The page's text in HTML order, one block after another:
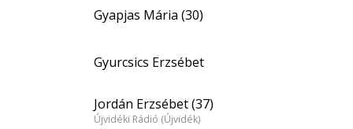
Gyapjas Mária (30)
Gyurcsics Erzsébet
Jordán Erzsébet (37)
Újvidéki Rádió (Újvidék)